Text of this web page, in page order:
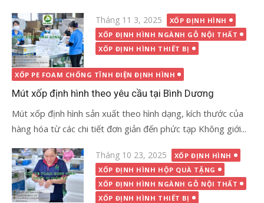
Đăng
vào
Tháng 11 3, 2025
XỐP ĐỊNH HÌNH
XỐP ĐỊNH HÌNH NGÀNH GỖ NỘI THẤT
XỐP ĐỊNH HÌNH THIẾT BỊ
XỐP PE FOAM CHỐNG TĨNH ĐIỆN ĐỊNH HÌNH
Mút xốp định hình theo yêu cầu tại Bình Dương
Mút xốp định hình sản xuất theo hình dạng, kích thước của
hàng hóa từ các chi tiết đơn giản đến phức tạp Không giới...
Đăng
vào
Tháng 10 23, 2025
XỐP ĐỊNH HÌNH
XỐP ĐỊNH HÌNH HỘP QUÀ TẶNG
XỐP ĐỊNH HÌNH NGÀNH GỖ NỘI THẤT
XỐP ĐỊNH HÌNH THIẾT BỊ